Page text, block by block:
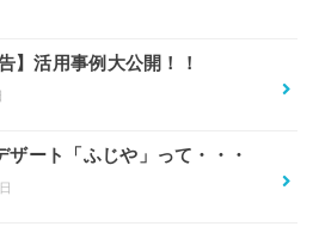
】活用事例大公開！！
ザート「ふじや」って・・・